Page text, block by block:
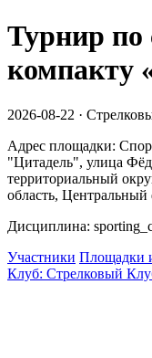
Турнир по
компакту
2026-08-22 ·
Адрес площадки:
"Цитадель", улица
территориальный
область, Центральный
Дисциплина:
Участники Площадки
Клуб: Стрелковый